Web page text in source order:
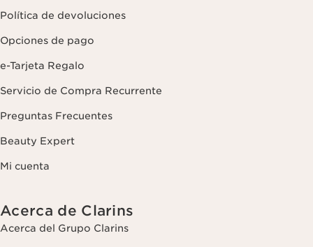
Política de devoluciones
Opciones de pago
e-Tarjeta Regalo
Servicio de Compra Recurrente
Preguntas Frecuentes
Beauty Expert
Mi cuenta
Acerca de Clarins
Acerca del Grupo Clarins